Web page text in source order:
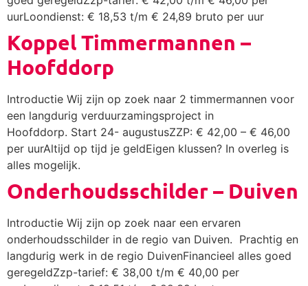
uurLoondienst: € 18,53 t/m € 24,89 bruto per uur
Koppel Timmermannen –
Hoofddorp
Introductie Wij zijn op zoek naar 2 timmermannen voor
een langdurig verduurzamingsproject in
Hoofddorp. Start 24- augustusZZP: € 42,00 – € 46,00
per uurAltijd op tijd je geldEigen klussen? In overleg is
alles mogelijk.
Onderhoudsschilder – Duiven
Introductie Wij zijn op zoek naar een ervaren
onderhoudsschilder in de regio van Duiven. Prachtig en
langdurig werk in de regio DuivenFinancieel alles goed
geregeldZzp-tarief: € 38,00 t/m € 40,00 per